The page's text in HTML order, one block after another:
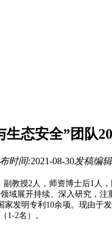
态安全”团队
时间:2021-08-30发稿编
副教授2 人，师资博士后1 人
域展开持续、深入研究，
家发明专利 10余项。现由于
1-2名）。